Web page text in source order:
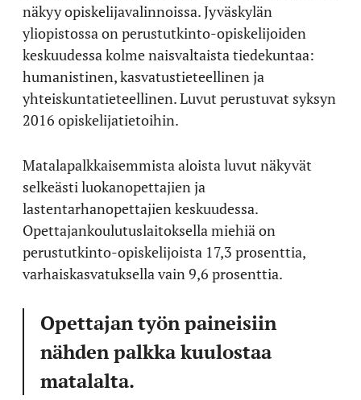
näkyy opiskelijavalinnoissa. Jyväskylän
yliopistossa on perustutkinto-opiskelijoiden
keskuudessa kolme naisvaltaista tiedekuntaa:
humanistinen, kasvatustieteellinen ja
yhteiskuntatieteellinen. Luvut perustuvat syksyn
2016 opiskelijatietoihin.
Matalapalkkaisemmista aloista luvut näkyvät
selkeästi luokanopettajien ja
lastentarhanopettajien keskuudessa.
Opettajankoulutuslaitoksella miehiä on
perustutkinto-opiskelijoista 17,3 prosenttia,
varhaiskasvatuksella vain 9,6 prosenttia.
Opettajan työn paineisiin
nähden palkka kuulostaa
matalalta.